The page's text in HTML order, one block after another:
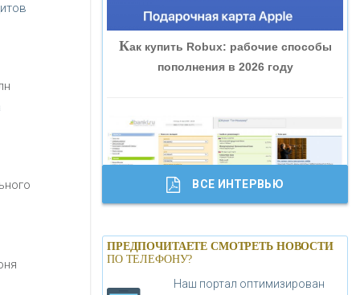
«БАНК ГЛОБЭКС»
«ТРАСТ»
«ГАЗПРОМБАНК»
«МОСКОВСКИЙ КРЕДИТНЫЙ
БАНК»
Как купить Robux: рабочие способы
пополнения в 2026 году
Банки.ру обновил логотип впервые за
19 лет - «Лента новостей»
ВСЕ ИНТЕРВЬЮ
ПРЕДПОЧИТАЕТЕ СМОТРЕТЬ НОВОСТИ
ПО ТЕЛЕФОНУ?
Наш портал оптимизирован